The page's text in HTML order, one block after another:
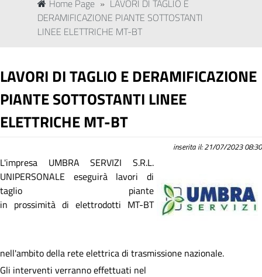
Home Page » LAVORI DI TAGLIO E
DERAMIFICAZIONE PIANTE SOTTOSTANTI
LINEE ELETTRICHE MT-BT
LAVORI DI TAGLIO E DERAMIFICAZIONE
PIANTE SOTTOSTANTI LINEE
ELETTRICHE MT-BT
inserita il: 21/07/2023 08:30
L'impresa UMBRA SERVIZI S.R.L.
UNIPERSONALE eseguirà lavori di
taglio piante
in prossimità di elettrodotti MT-BT
nell'ambito della rete elettrica di trasmissione nazionale.
Gli interventi verranno effettuati nel